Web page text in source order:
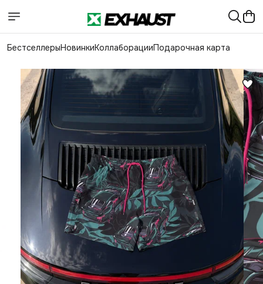
БестселлерыНовинкиКоллаборацииПодарочная карта